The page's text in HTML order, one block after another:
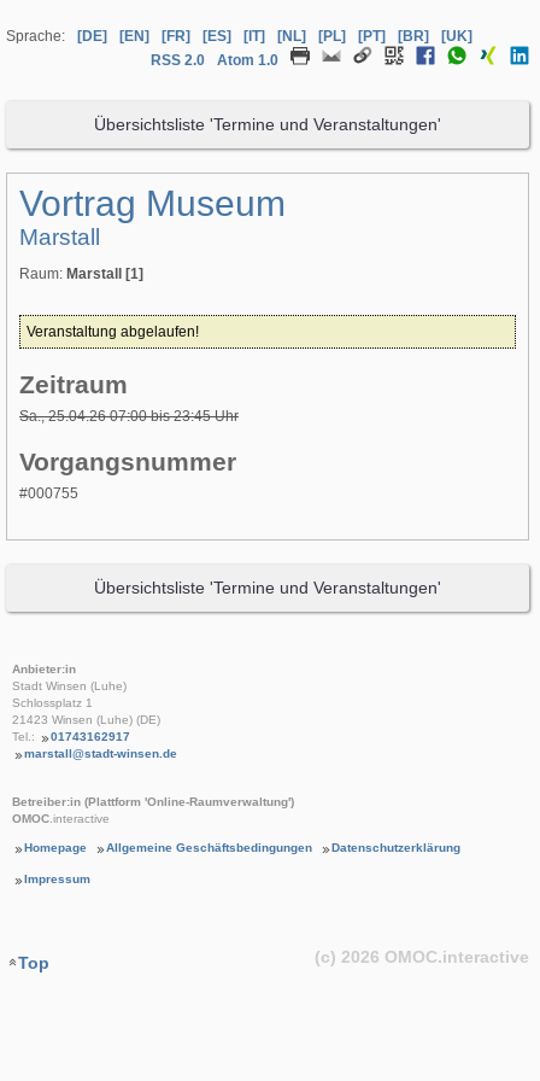
Sprache: [DE] [EN] [FR] [ES] [IT] [NL] [PL] [PT] [BR]
[UK]
RSS 2.0
Atom 1.0
Übersichtsliste 'Termine und Veranstaltungen'
Vortrag Museum
Marstall
Raum: Marstall [1]
Veranstaltung abgelaufen!
Zeitraum
Sa., 25.04.2607:00 bis 23:45 Uhr
Vorgangsnummer
#000755
Übersichtsliste 'Termine und Veranstaltungen'
Anbieter:in
Stadt Winsen (Luhe)
Schlossplatz 1
21423 Winsen (Luhe) (DE)
Tel.:
01743162917
marstall@stadt-winsen.de
Betreiber:in (Plattform 'Online-Raumverwaltung')
OMOC.interactive
Homepage Allgemeine Geschäftsbedingungen Datenschutzerklärung
Impressum
Top (c) 2026 OMOC.interactive